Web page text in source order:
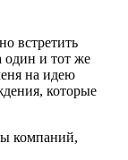
встретить
один и тот же
на идею
которые
компаний,